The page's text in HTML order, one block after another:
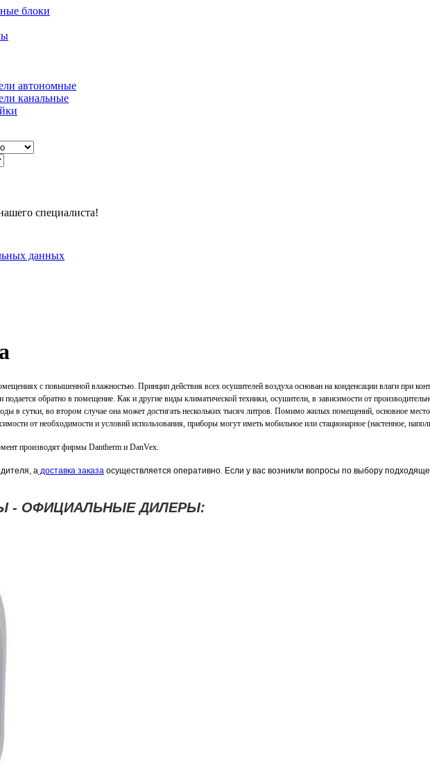
блоки
автономные
канальные
специалиста!
данных
с повышенной влажностью. Принцип действия всех осушителей воздуха основан на конденсации влаги при
и подается обратно в помещение. Как и другие виды климатической техники, осушители, в зависимости от
в сутки, во втором случае она может достигать нескольких тысяч литров. Помимо жилых помещений, основное
от необходимости и условий использования, приборы могут иметь мобильное или стационарное (настенное,
производят фирмы Dantherm и DanVex.
а доставка заказа осуществляется оперативно. Если у вас возникли вопросы по выбору
- ОФИЦИАЛЬНЫЕ ДИЛЕРЫ: